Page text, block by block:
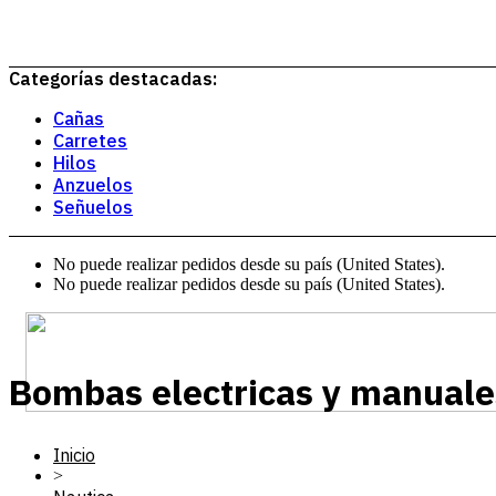
Categorías destacadas:
Cañas
Carretes
Hilos
Anzuelos
Señuelos
No puede realizar pedidos desde su país (United States).
No puede realizar pedidos desde su país (United States).
Bombas electricas y
Inicio
>